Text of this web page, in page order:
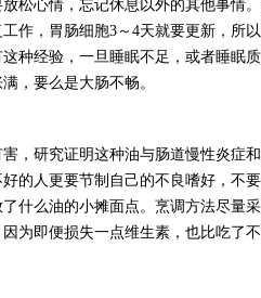
心情，忘记休息以外的其他事情
作，胃肠细胞3～4天就要更新，所
种经验，一旦睡眠不足，或者睡眠质
，要么是大肠不畅。
研究证明这种油与肠道慢性炎症
的人更要节制自己的不良嗜好，不
什么油的小摊面点。烹调方法尽量采
为即便损失一点维生素，也比吃了